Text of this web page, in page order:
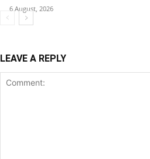
6 August, 2026
LEAVE A REPLY